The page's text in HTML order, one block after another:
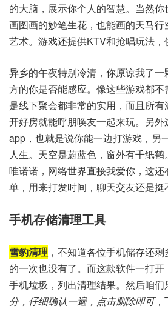
的大脑，展示你个人的智慧。当然
画图画的妙笔生花，也能画的天马
艺术。游戏还提供KTV和抢唱玩法，
异乡的午夜特别冷清，你原谅我了
方的你是否能感应。像这些游戏都
是线下聚会都非常的实用，而且所有
开好房就能呼朋唤友一起来玩。另
app，也就是说你能一边打游戏，另
人生。天空是蔚蓝色，窗外有千纸
唯诺诺，网络世界直接我爱你，这
单，用来打发时间，聊天交友还是挺
手机存储清理工具
雪豹清理 ，不知道各位手机储存还
的一次也没有了。而这款软件一打
手机垃圾，列出清理结果。然后咱们
分，仔细确认一遍，点击删除即可，